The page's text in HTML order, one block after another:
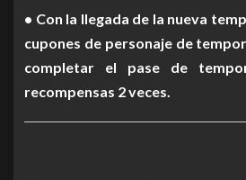
• Con la llegada de la nueva
cupones de personaje de
completar el pase de
recompensas 2 veces.